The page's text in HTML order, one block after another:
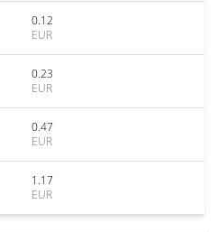
0.12
EUR
0.23
EUR
0.47
EUR
1.17
EUR